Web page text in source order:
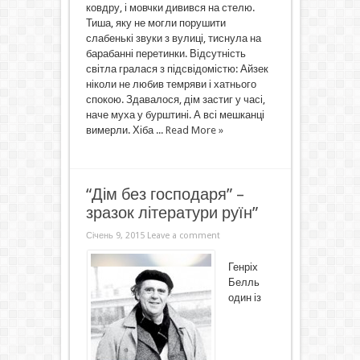
ковдру, і мовчки дивився на стелю.
Тиша, яку не могли порушити
слабенькі звуки з вулиці, тиснула на
барабанні перетинки. Відсутність
світла гралася з підсвідомістю: Айзек
ніколи не любив темряви і хатнього
спокою. Здавалося, дім застиг у часі,
наче муха у бурштині. А всі мешканці
вимерли. Хіба ... Read More »
“Дім без господаря” –
зразок літератури руїн”
Січень 9, 2015 Leave a comment
Генріх
Белль
один із